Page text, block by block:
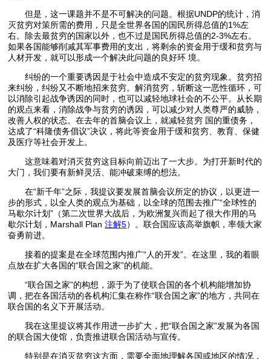
但是，这一课题并不是不可解决的问题。根据UNDP的统计，消
灭贫穷对策所需的费用，只是全世界各国的国民所得总值的1%左
右。除去最贫穷的国家以外，也不过是国民所得总值的2-3%左右。
如果各国能够削减其军事费用的支出，将剩余的资金用于缓和贫穷与
人材开发，就可以形成一个解决此问题的良好环 境。
纠纷的一个重要诱因是于社会中造成不安定的贫穷现象。贫穷招
来纠纷，纠纷又不断地招来贫穷。解消贫穷，斩断这一恶性循环，可
以消除引起战争诱因的同时，也可以减轻地球社会的不公平。从长期
的观点来看，消除战争与贫穷的诱因，可以减少对人类尊严的威胁，
改善人权的状态。在去年的首脑会议上，就减轻贫穷 国的重债务，
达成了“科隆债务倡议”决议，将此等资金用于缓和贫穷、教育、保健
及医疗等社会开发上。
这意味着对消灭贫穷这目标向前迈出了一大步。为打开新时代的
大门，我们要有新鲜灵活、能冲破束缚的想法。
在“新千年”之际，我提议要发展首脑会议所定的协议，以更进一
步的形式，以全人类的观点为基础，以全球的范围去推广“全球性的
马歇尔计划”（第二次世界大战后，为欧洲复兴而起了很大作用的马
歇尔计划，Marshall Plan注解5）。联合国应该高举旗帜，率领大家
奋勇前进。
接着的提案是在全球范围内推广“人的开发”。在这里，我的着眼
点放在扩大各国的“联合国之家”的机能。
“联合国之家”的构想，源于为了使联合国的各个机构能增加协
调，把在各国活动的各机构汇集在称作“联合国之家”的地方，共同在
联合国的名义下开展活动。
我在这里提议将其作用进一步扩大，把“联合国之家”发展为各国
的联合国大使馆，负责推进联合国活动与宣传。
特别是在消灭贫穷这方面，需要全面地理解各国或地区的情况，